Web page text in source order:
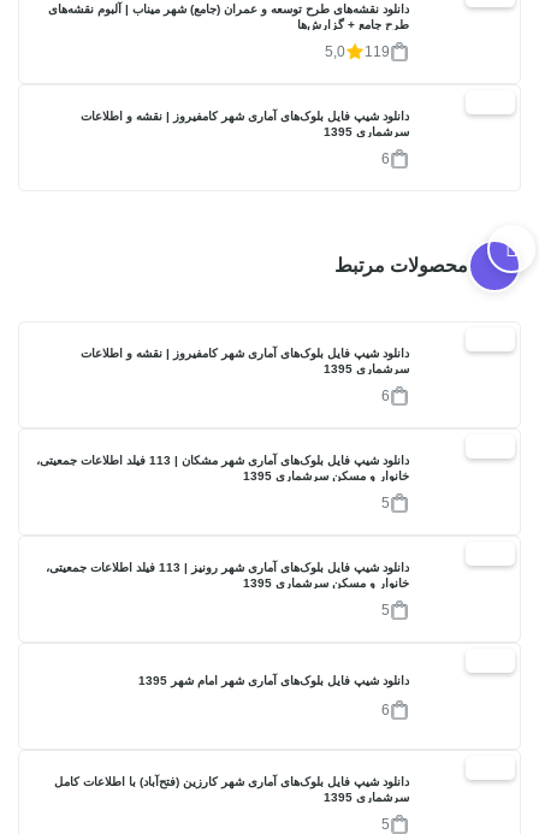
دانلود نقشه‌های طرح توسعه و عمران (جامع) شهر میناب | آلبوم نقشه‌های
طرح جامع + گزارش‌ها
119
5,0
دانلود شیپ فایل بلوک‌های آماری شهر کامفیروز | نقشه و اطلاعات
سرشماری 1395
6
محصولات مرتبط
دانلود شیپ فایل بلوک‌های آماری شهر کامفیروز | نقشه و اطلاعات
سرشماری 1395
6
دانلود شیپ فایل بلوک‌های آماری شهر مشکان | 113 فیلد اطلاعات جمعیتی،
خانوار و مسکن سرشماری 1395
5
دانلود شیپ فایل بلوک‌های آماری شهر رونیز | 113 فیلد اطلاعات جمعیتی،
خانوار و مسکن سرشماری 1395
5
دانلود شیپ فایل بلوک‌های آماری شهر امام شهر 1395
6
دانلود شیپ فایل بلوک‌های آماری شهر کارزین (فتح‌آباد) با اطلاعات کامل
سرشماری 1395
5